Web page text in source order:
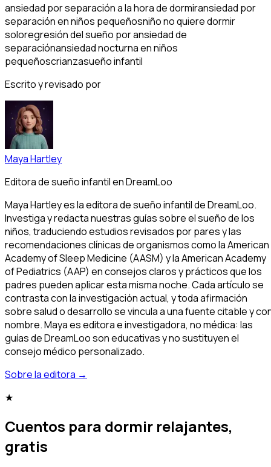
ansiedad por separación a la hora de dormiransiedad por
separación en niños pequeñosniño no quiere dormir
soloregresión del sueño por ansiedad de
separaciónansiedad nocturna en niños
pequeñoscrianzasueño infantil
Escrito y revisado por
Maya Hartley
Editora de sueño infantil en DreamLoo
Maya Hartley es la editora de sueño infantil de DreamLoo.
Investiga y redacta nuestras guías sobre el sueño de los
niños, traduciendo estudios revisados por pares y las
recomendaciones clínicas de organismos como la American
Academy of Sleep Medicine (AASM) y la American Academy
of Pediatrics (AAP) en consejos claros y prácticos que los
padres pueden aplicar esta misma noche. Cada artículo se
contrasta con la investigación actual, y toda afirmación
sobre salud o desarrollo se vincula a una fuente citable y
nombre. Maya es editora e investigadora, no médica: las
guías de DreamLoo son educativas y no sustituyen el
consejo médico personalizado.
Sobre la editora →
★
Cuentos para dormir relajantes,
gratis